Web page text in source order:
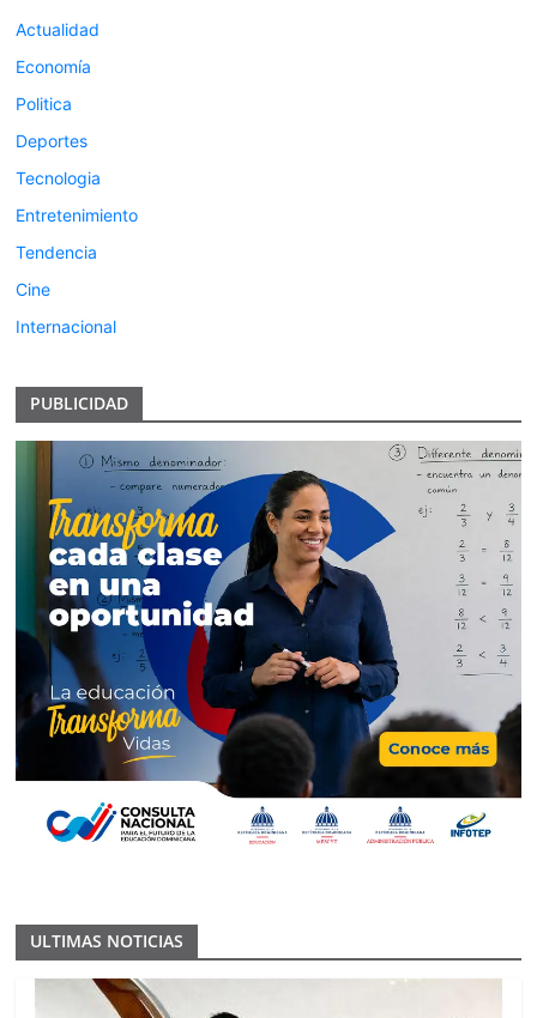
Actualidad
Economía
Politica
Deportes
Tecnologia
Entretenimiento
Tendencia
Cine
Internacional
PUBLICIDAD
ULTIMAS NOTICIAS